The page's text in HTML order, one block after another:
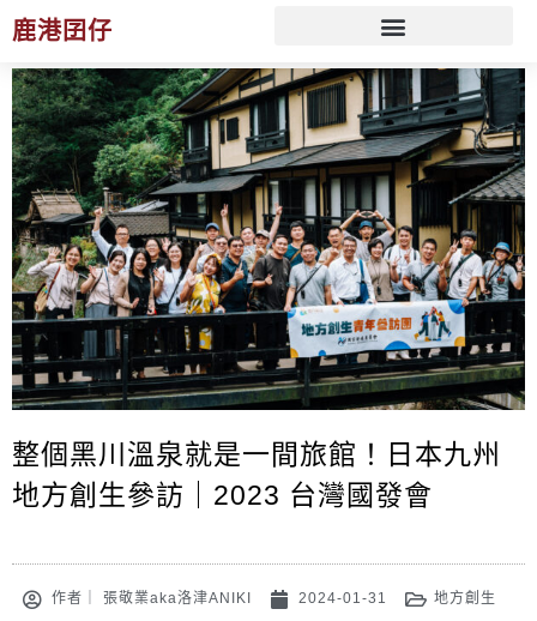
鹿港囝仔
整個黑川溫泉就是一間旅館！日本九州
地方創生參訪｜2023 台灣國發會
作者｜ 張敬業aka洛津ANIKI 2024-01-31
地方創生